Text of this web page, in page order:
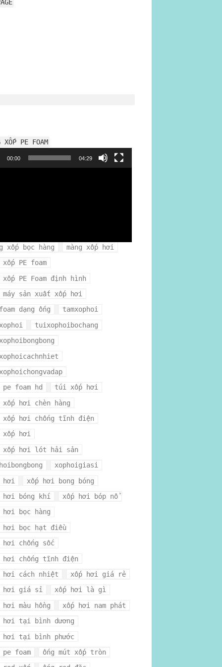
XỐP PE FOAM
00:00 04:29
xốp bọc hàng
màng xốp hơi
xốp PE foam
xốp PE Foam định hình
máy sản xuất xốp hơi
dạng ống
tamxophoi
tuixophoibochang
foam hd
túi xốp hơi
hơi chèn hàng
hơi chống tĩnh điện
xốp hơi
xốp hơi lót hải sản
xophoigiasi
hơi
xốp hơi bong bóng
hơi bóng khí
xốp hơi bóp nổ
hơi bọc hàng
hơi bọc hạt điều
hơi chống sốc
hơi chống tĩnh điện
hơi cách nhiệt
xốp hơi giá rẻ
hơi giá sỉ
xốp hơi là gì
hơi màu hồng
xốp hơi nam phát
hơi tại bình dương
hơi tại bình phước
pe foam
ống mút xốp tròn